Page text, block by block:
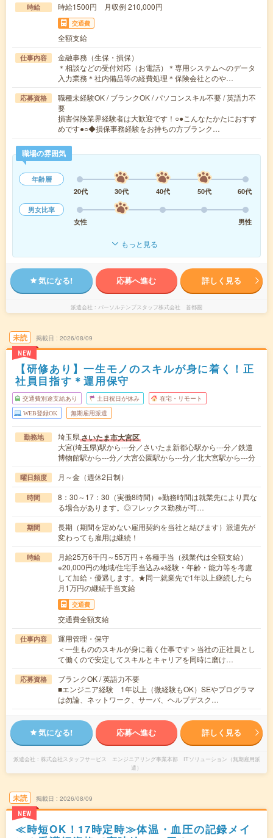
時給 時給1500円 月収例 210,000円
交通費
全額支給
仕事内容
金融事務（生保・損保）
＊相談などの受付対応（お電話）＊専用システムへのデータ
入力業務＊社内備品等の経費処理＊保険会社とのや…
応募資格
職種未経験OK / ブランクOK / パソコンスキル不要 / 英語力不
要
損害保険業界経験者は大歓迎です！○●こんなたかたにおすす
めです●○◆損保事務経験をお持ちの方ブランク…
職場の雰囲気
年齢層
20代
30代 40代 50代
60代
男女比率
女性
男性
もっと見る
気になる! 応募へ進む 詳しく見る
派遣会社 パーソルテンプスタッフ株式会社 首都圏
未読
NEW
掲載日 2026/08/09
【研修あり】一生モノのスキルが身に着く！正
社員目指す＊運用保守
交通費別途支給あり 土日祝日が休み 在宅・リモート
WEB登録OK 無期雇用派遣
勤務地 埼玉県さいたま市大宮区
大宮(埼玉県)駅から---分／さいたま新都心駅から---分／鉄道
博物館駅から---分／大宮公園駅から---分／北大宮駅から---分
曜日頻度 月～金（週休2日制）
時間
8：30～17：30（実働8時間）※勤務時間は就業先により異な
る場合があります。◎フレックス勤務が可…
期間
長期（期間を定めない雇用契約を当社と結びます）派遣先が
変わっても雇用は継続！
時給
月給25万6千円～55万円＋各種手当（残業代は全額支給）
※20,000円の地域/住宅手当込み※経験・年齢・能力等を考慮
して加給・優遇します。★同一就業先で1年以上継続したら
月1万円の継続手当支給
交通費
交通費全額支給
仕事内容
運用管理・保守
＜一生もののスキルが身に着く仕事です＞当社の正社員とし
て働くので安定してスキルとキャリアを同時に磨け…
応募資格
ブランクOK / 英語力不要
■エンジニア経験 1年以上（微経験もOK）SEやプログラマ
は勿論、ネットワーク、サーバ、ヘルプデスク…
気になる! 応募へ進む 詳しく見る
派遣会社
株式会社スタッフサービス エンジニアリング事業本部 ITソリューション（無期雇用派
遣）
未読
NEW
掲載日 2026/08/09
≪時短OK！17時定時≫体温・血圧の記録メイ